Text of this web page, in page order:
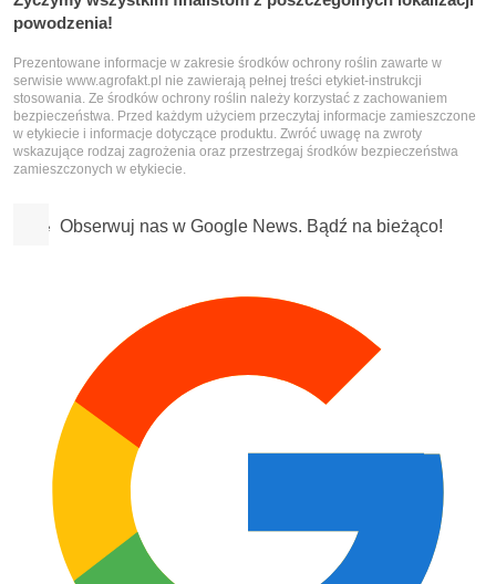
powodzenia!
Prezentowane informacje w zakresie środków ochrony roślin zawarte w
serwisie www.agrofakt.pl nie zawierają pełnej treści etykiet-instrukcji
stosowania. Ze środków ochrony roślin należy korzystać z zachowaniem
bezpieczeństwa. Przed każdym użyciem przeczytaj informacje zamieszczone
w etykiecie i informacje dotyczące produktu. Zwróć uwagę na zwroty
wskazujące rodzaj zagrożenia oraz przestrzegaj środków bezpieczeństwa
zamieszczonych w etykiecie.
Obserwuj nas w Google News. Bądź na bieżąco!